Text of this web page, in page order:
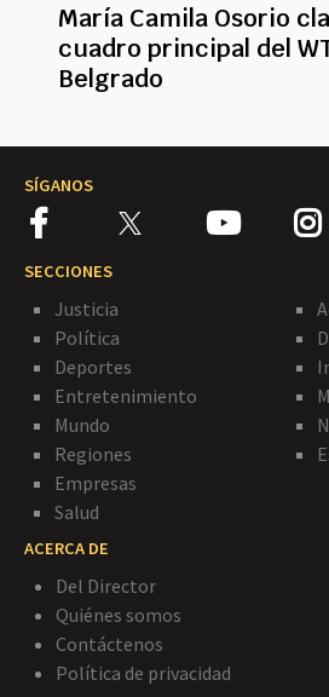
María Camila Osorio
cuadro principal del
Belgrado
SÍGANOS
SECCIONES
Justicia
Política
Deportes
Entretenimiento
Mundo
Regiones
Empresas
Salud
ACERCA DE
Del Director
Quiénes somos
Contáctenos
Política de privacidad